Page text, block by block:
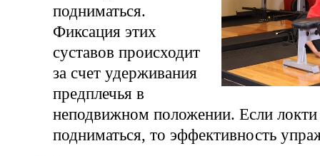
подниматься.
Фиксация этих
суставов происходит
за счет удерживания
предплечья в
неподвижном положении. Если локти
подниматься, то эффективность